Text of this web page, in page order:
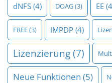
dNFS (4) DOAG(3) EE
FREE(3) IMPDP (4)
Lizenzierung(7)
Neue Funktionen (5)